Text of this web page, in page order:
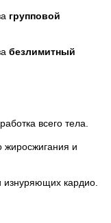
групповой
безлимитный
всего тела.
жиросжигания и
изнуряющих кардио.